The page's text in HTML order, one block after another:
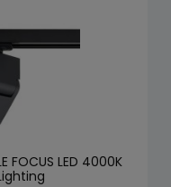
FOCUS LED 4000K